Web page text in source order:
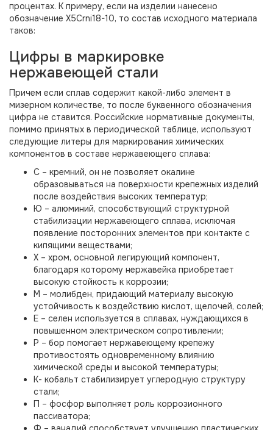
процентах. К примеру, если на изделии нанесено
обозначение Х5Crni18-10, то состав исходного материала
таков:
Цифры в маркировке
нержавеющей стали
Причем если сплав содержит какой-либо элемент в
мизерном количестве, то после буквенного обозначения
цифра не ставится. Российские нормативные документы,
помимо принятых в периодической таблице, используют
следующие литеры для маркирования химических
компонентов в составе нержавеющего сплава:
С – кремний, он не позволяет окалине
образовываться на поверхности крепежных изделий
после воздействия высоких температур;
Ю – алюминий, способствующий структурной
стабилизации нержавеющего сплава, исключая
появление посторонних элементов при контакте с
кипящими веществами;
Х – хром, основной легирующий компонент,
благодаря которому нержавейка приобретает
высокую стойкость к коррозии;
М – молибден, придающий материалу высокую
устойчивость к воздействию кислот, щелочей, солей;
Е – селен используется в сплавах, нуждающихся в
повышенном электрическом сопротивлении;
Р – бор помогает нержавеющему крепежу
противостоять одновременному влиянию
химической среды и высокой температуры;
К- кобальт стабилизирует углеродную структуру
стали;
П – фосфор выполняет роль коррозионного
пассиватора;